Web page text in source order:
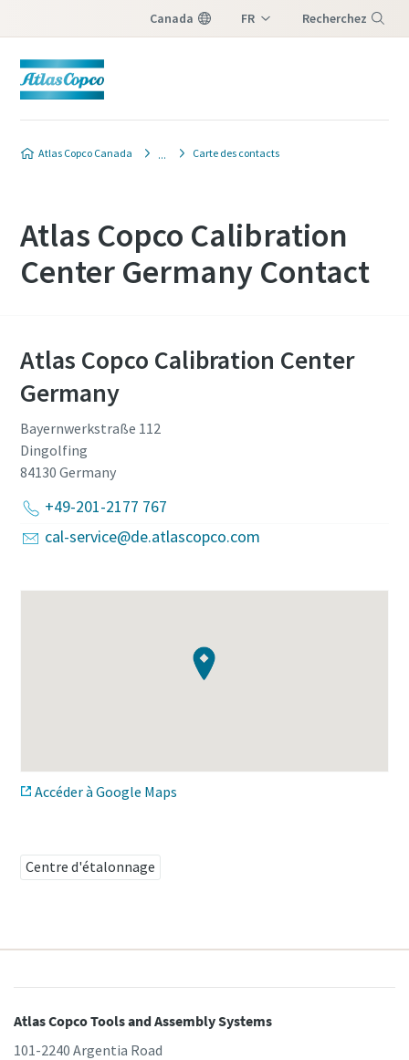
Canada FR Recherchez
Atlas Copco Canada Carte des contacts
C'est le moment d'étalonner ?
Découvrez des discussions inspirantes et captivantes sur
Atlas Copco Calibration
Center Germany Contact
Atlas Copco Calibration Center
Germany
Bayernwerkstraße 112
Dingolfing
84130 Germany
+49-201-2177 767
cal-service@de.atlascopco.com
Accéder à Google Maps
Centre d'étalonnage
Atlas Copco Tools and Assembly Systems
101-2240 Argentia Road